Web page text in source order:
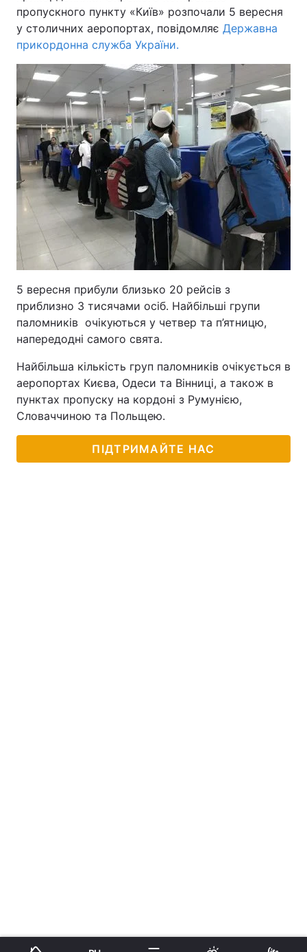
пропускного пункту «Київ» розпочали 5 вересня
у столичних аеропортах, повідомляє Державна
прикордонна служба України.
5 вересня прибули близько 20 рейсів з
приблизно 3 тисячами осіб. Найбільші групи
паломників очікуються у четвер та п’ятницю,
напередодні самого свята.
Найбільша кількість груп паломників очікується в
аеропортах Києва, Одеси та Вінниці, а також в
пунктах пропуску на кордоні з Румунією,
Словаччиною та Польщею.
ПІДТРИМАЙТЕ НАС